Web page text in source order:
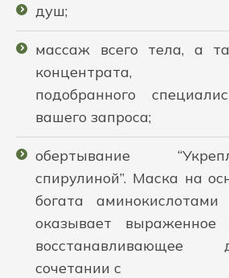
душ;
массаж всего тела, а
концентрата,
подобранного
вашего запроса;
обертывание
спирулиной”. Маска на
богата
оказывает выраженное
сочетании с